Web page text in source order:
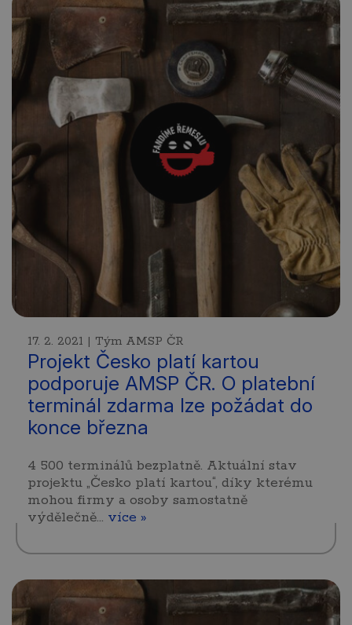
17. 2. 2021 | Tým AMSP ČR
Projekt Česko platí kartou
podporuje AMSP ČR. O platební
terminál zdarma lze požádat do
konce března
4 500 terminálů bezplatně. Aktuální stav
projektu „Česko platí kartou“, díky kterému
mohou firmy a osoby samostatně
výdělečně… více »